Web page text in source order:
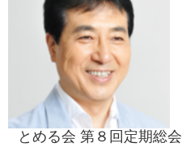
とめる会 第８回定期総会